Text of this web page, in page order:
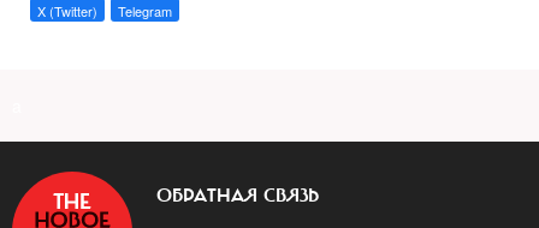
X (Twitter) Telegram
ОБРАТНАЯ СВЯЗЬ